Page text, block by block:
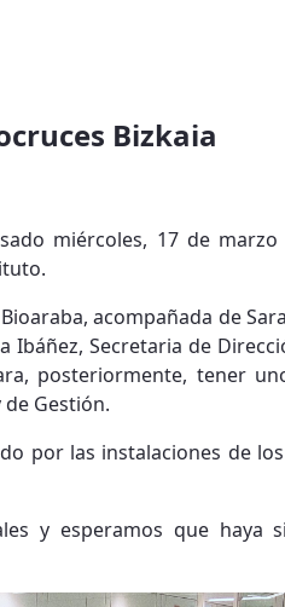
Bizkaia
miércoles, 17 de
acompañada de
Ibáñez, Secretaria de
posteriormente, tener
Gestión.
por las instalaciones de
y esperamos que haya